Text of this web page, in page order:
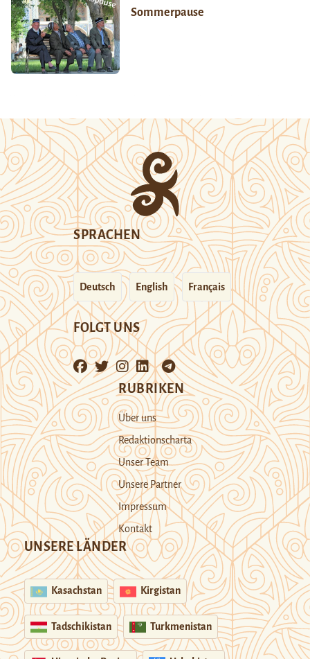
Sommerpause
SPRACHEN
Deutsch English Français
FOLGT UNS
RUBRIKEN
Über uns
Redaktionscharta
Unser Team
Unsere Partner
Impressum
Kontakt
UNSERE LÄNDER
Kasachstan Kirgistan
Tadschikistan Turkmenistan